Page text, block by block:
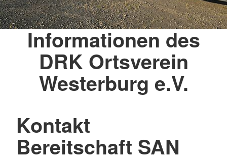
Informationen des
DRK Ortsverein
Westerburg e.V.
Kontakt
Bereitschaft SAN